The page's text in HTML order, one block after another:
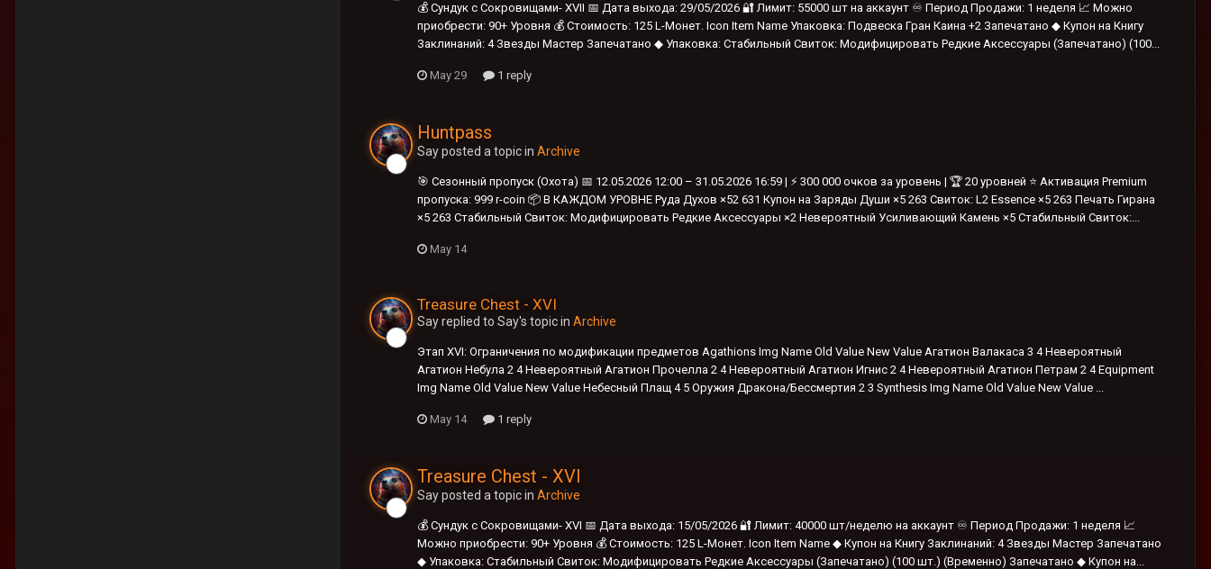
💰 Сундук с Сокровищами- XVII 📅 Дата выхода: 29/05/2026 🔐 Лимит: 55000 шт на аккаунт ♾️ Период Продажи: 1 неделя 📈 Можно
приобрести: 90+ Уровня 💰 Стоимость: 125 L-Монет. Icon Item Name Упаковка: Подвеска Гран Каина +2 Запечатано ◆ Купон на Книгу
Заклинаний: 4 Звезды Мастер Запечатано ◆ Упаковка: Стабильный Свиток: Модифицировать Редкие Аксессуары (Запечатано) (100...
May 29 1 reply
Huntpass
Say posted a topic in Archive
🎯 Сезонный пропуск (Охота) 📅 12.05.2026 12:00 – 31.05.2026 16:59 | ⚡ 300 000 очков за уровень | 🏆 20 уровней ⭐ Активация Premium
пропуска: 999 r-coin 📦 В КАЖДОМ УРОВНЕ Руда Духов ×52 631 Купон на Заряды Души ×5 263 Свиток: L2 Essence ×5 263 Печать Гирана
×5 263 Стабильный Свиток: Модифицировать Редкие Аксессуары ×2 Невероятный Усиливающий Камень ×5 Стабильный Свиток:...
May 14
Treasure Chest - XVI
Say replied to Say's topic in Archive
Этап XVI: Ограничения по модификации предметов Agathions Img Name Old Value New Value Агатион Валакаса 3 4 Невероятный
Агатион Небула 2 4 Невероятный Агатион Прочелла 2 4 Невероятный Агатион Игнис 2 4 Невероятный Агатион Петрам 2 4 Equipment
Img Name Old Value New Value Небесный Плащ 4 5 Оружия Дракона/Бессмертия 2 3 Synthesis Img Name Old Value New Value ...
May 14 1 reply
Treasure Chest - XVI
Say posted a topic in Archive
💰 Сундук с Сокровищами- XVI 📅 Дата выхода: 15/05/2026 🔐 Лимит: 40000 шт/неделю на аккаунт ♾️ Период Продажи: 1 неделя 📈
Можно приобрести: 90+ Уровня 💰 Стоимость: 125 L-Монет. Icon Item Name ◆ Купон на Книгу Заклинаний: 4 Звезды Мастер Запечатано
◆ Упаковка: Стабильный Свиток: Модифицировать Редкие Аксессуары (Запечатано) (100 шт.) (Временно) Запечатано ◆ Купон на...